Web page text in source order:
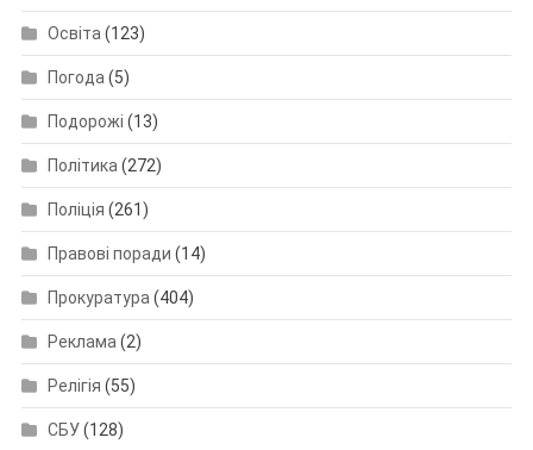
Освіта (123)
Погода (5)
Подорожі (13)
Політика (272)
Поліція (261)
Правові поради (14)
Прокуратура (404)
Реклама (2)
Релігія (55)
СБУ(128)